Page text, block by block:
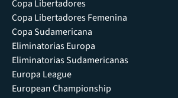
Copa Libertadores
Copa Libertadores Femenina
Copa Sudamericana
Eliminatorias Europa
Eliminatorias Sudamericanas
Europa League
European Championship